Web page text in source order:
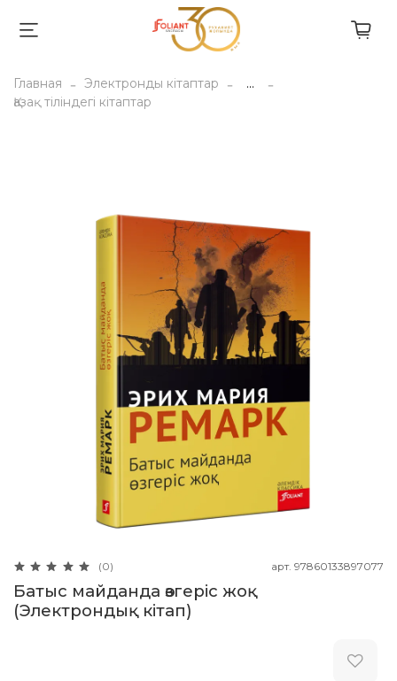
Главная Электронды кітаптар
...
Қазақ тіліндегі кітаптар
(0) арт. 97860133897077
Батыс майданда өзгеріс жоқ
(Электрондық кітап)